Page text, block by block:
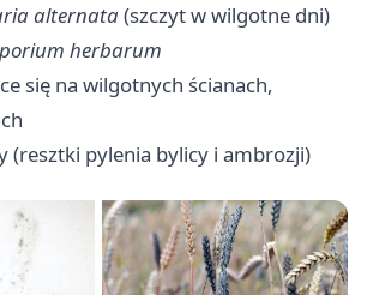
alternata(szczyt w wilgotne dni)
herbarum
się na wilgotnych ścianach,
(resztki pylenia bylicy i ambrozji)